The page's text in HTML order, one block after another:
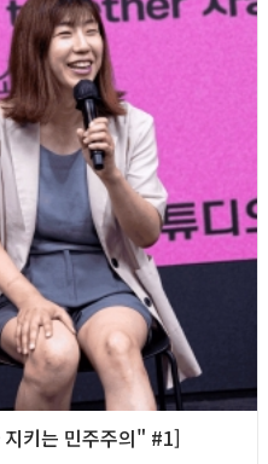
키는 민주주의" #1]